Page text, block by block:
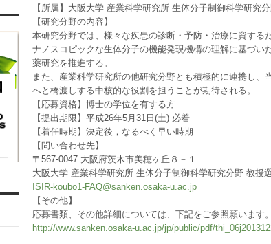
【所属】大阪大学 産業科学研究所 生体分子制御科学研究
【研究分野の内容】
本研究分野では、様々な疾患の診断・予防・治療に資する
ナノスコピックな生体分子の機能発現機構の理解に基づい
薬研究を推進する。
また、産業科学研究所の他研究分野とも積極的に連携し、
へと橋渡しする中核的な役割を担うことが期待される。
【応募資格】博士の学位を有する方
【提出期限】平成26年5月31日(土) 必着
【着任時期】決定後，なるべく早い時期
【問い合わせ先】
〒567-0047 大阪府茨木市美穂ヶ丘８－１
大阪大学 産業科学研究所 生体分子制御科学研究分野 教授
ISIR-koubo1-FAQ@sanken.osaka-u.ac.jp
【その他】
応募書類、その他詳細については、下記をご参照願います。
http://www.sanken.osaka-u.ac.jp/jp/public/pdf/